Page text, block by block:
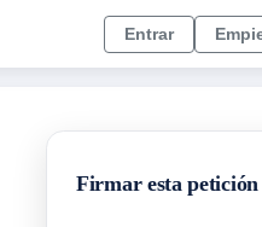
Entrar
Firmar esta petición